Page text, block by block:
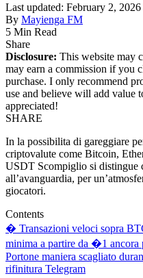
Last updated: February 2,
By Mayienga FM
5 Min Read
Share
Disclosure: This website may
may earn a commission if you
purchase. I only recommend
use and believe will add value
appreciated!
SHARE
In la possibilita di gareggiare
criptovalute come Bitcoin,
USDT Scompiglio si distingue
all’avanguardia, per
giocatori.
Contents
� Transazioni veloci sopra
minima a partire da �1 ancora
Portone maniera scagliato
rifinitura Telegram